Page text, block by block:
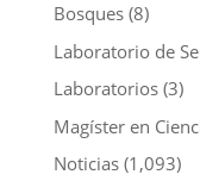
Bosques(8)
Laboratorio de
Laboratorios(3)
Magíster en
Noticias(1,093)